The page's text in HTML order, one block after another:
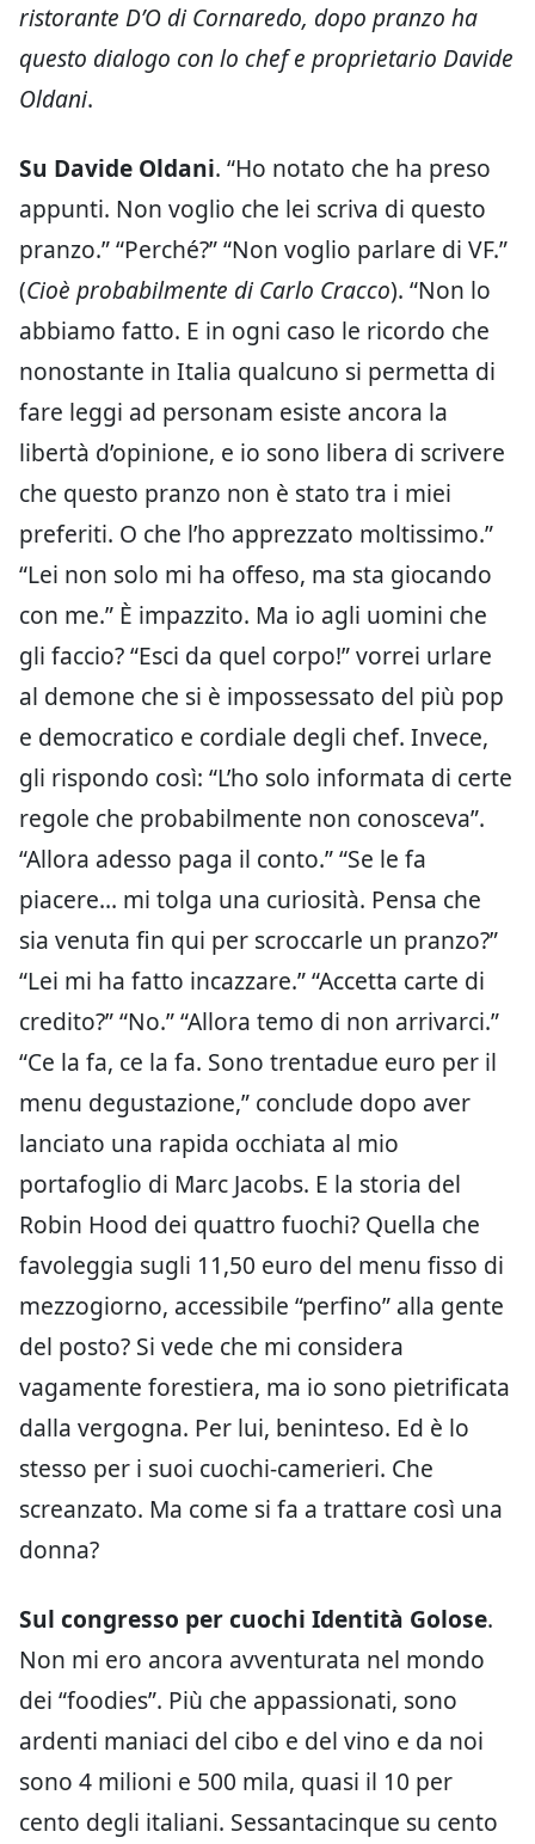
ristorante D’O di Cornaredo, dopo pranzo ha
questo dialogo con lo chef e proprietario Davide
Oldani.
Su Davide Oldani. “Ho notato che ha preso
appunti. Non voglio che lei scriva di questo
pranzo.” “Perché?” “Non voglio parlare di VF.”
(Cioè probabilmente di Carlo Cracco). “Non lo
abbiamo fatto. E in ogni caso le ricordo che
nonostante in Italia qualcuno si permetta di
fare leggi ad personam esiste ancora la
libertà d’opinione, e io sono libera di scrivere
che questo pranzo non è stato tra i miei
preferiti. O che l’ho apprezzato moltissimo.”
“Lei non solo mi ha offeso, ma sta giocando
con me.” È impazzito. Ma io agli uomini che
gli faccio? “Esci da quel corpo!” vorrei urlare
al demone che si è impossessato del più pop
e democratico e cordiale degli chef. Invece,
gli rispondo così: “L’ho solo informata di certe
regole che probabilmente non conosceva”.
“Allora adesso paga il conto.” “Se le fa
piacere… mi tolga una curiosità. Pensa che
sia venuta fin qui per scroccarle un pranzo?”
“Lei mi ha fatto incazzare.” “Accetta carte di
credito?” “No.” “Allora temo di non arrivarci.”
“Ce la fa, ce la fa. Sono trentadue euro per il
menu degustazione,” conclude dopo aver
lanciato una rapida occhiata al mio
portafoglio di Marc Jacobs. E la storia del
Robin Hood dei quattro fuochi? Quella che
favoleggia sugli 11,50 euro del menu fisso di
mezzogiorno, accessibile “perfino” alla gente
del posto? Si vede che mi considera
vagamente forestiera, ma io sono pietrificata
dalla vergogna. Per lui, beninteso. Ed è lo
stesso per i suoi cuochi-camerieri. Che
screanzato. Ma come si fa a trattare così una
donna?
Sul congresso per cuochi Identità Golose.
Non mi ero ancora avventurata nel mondo
dei “foodies”. Più che appassionati, sono
ardenti maniaci del cibo e del vino e da noi
sono 4 milioni e 500 mila, quasi il 10 per
cento degli italiani. Sessantacinque su cento